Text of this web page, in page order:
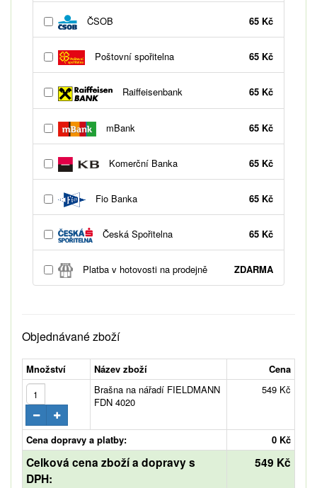
ČSOB 65 Kč
Poštovní spořitelna 65 Kč
Raiffeisenbank 65 Kč
mBank 65 Kč
Komerční Banka 65 Kč
Fio Banka 65 Kč
Česká Spořitelna 65 Kč
Platba v hotovosti na prodejně ZDARMA
Objednávané zboží
Množství Název zboží
Cena
Brašna na nářadí FIELDMANN
FDN 4020
549 Kč
Cena dopravy a platby: 0 Kč
Celková cena zboží a dopravy s
DPH:
549 Kč